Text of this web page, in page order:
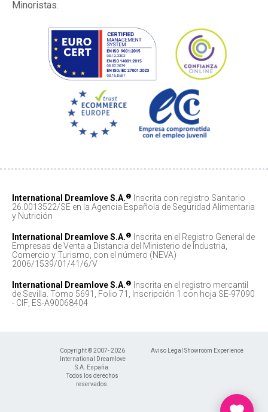
Minoristas.
International Dreamlove S.A.®
Inscrita con registro Sanitario
26.0013522/SE en la Agencia Española de Seguridad Alimentaria
y Nutrición
International Dreamlove S.A.®
Inscrita en el Registro General de
Empresas de Venta a Distancia del Ministerio de Industria,
Comercio y Turismo, con el número (NEVA)
2006/1539/01/41/6/V
International Dreamlove S.A.®
Inscrita en el registro mercantil
de Sevilla. Tomo 5691, Folio 71, Inscripción 1 con hoja SE-97090
- CIF; ES-A90068404
Copyright © 2007- 2026
International Dreamlove
S.A. España.
Todos los derechos
reservados.
Aviso Legal Showroom Experience